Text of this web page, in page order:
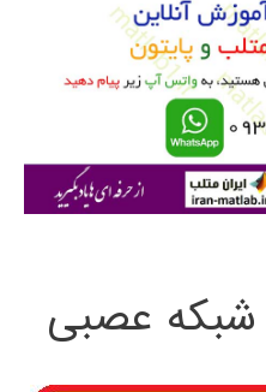
عصبی